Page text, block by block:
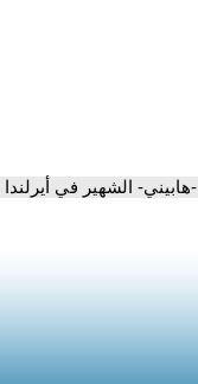
الشهير في أيرلندا